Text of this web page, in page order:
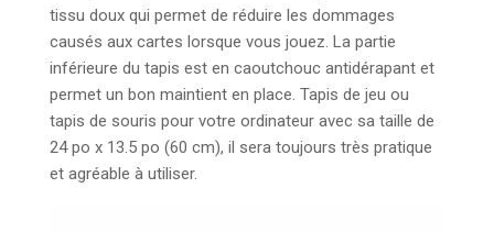
tissu doux qui permet de réduire les dommages
causés aux cartes lorsque vous jouez. La partie
inférieure du tapis est en caoutchouc antidérapant et
permet un bon maintient en place. Tapis de jeu ou
tapis de souris pour votre ordinateur avec sa taille de
24 po x 13.5 po (60 cm), il sera toujours très pratique
et agréable à utiliser.